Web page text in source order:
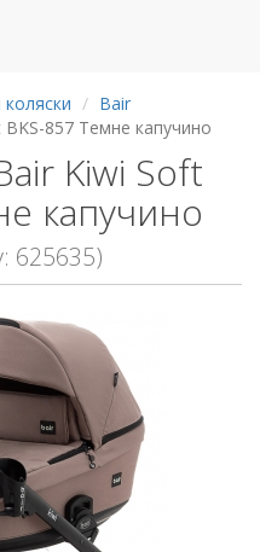
коляски
Bair
857 Темне капучино
Kiwi Soft
капучино
625635)